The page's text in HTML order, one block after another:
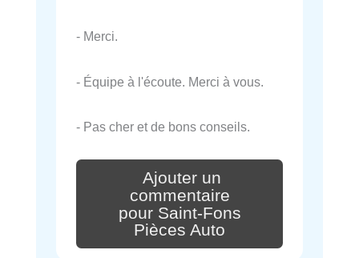
- Merci.
- Équipe à l'écoute. Merci à vous.
- Pas cher et de bons conseils.
Ajouter un
commentaire
pour Saint-Fons
Pièces Auto